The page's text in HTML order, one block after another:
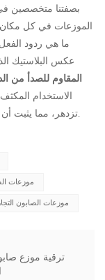
بصفتنا متخصصين
الموزعات في كل
ما هي ردود
عكس البلاستيك
المقاوم للصدأ من
الاستخدام
تزدهر، مما يثبت أن الاختيار المتميز يوفر لك المال على المدى الطويل.
موزعات
موزعات الصابون
ترقية موزع